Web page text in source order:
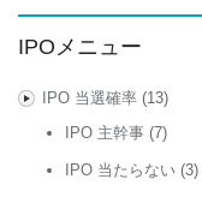
IPOメニュー
IPO 当選確率(13)
IPO 主幹事 (7)
IPO 当たらない (3)